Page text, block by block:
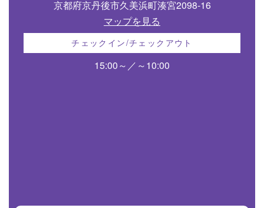
京都府京丹後市久美浜町湊宮2098-16
マップを見る
チェックイン/チェックアウト
15:00～／～10:00